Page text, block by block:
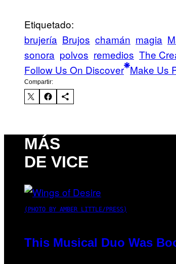
Etiquetado:
brujería Brujos chamán magia
sonora polvos remedios The
Follow Us On Discover Make Us
Compartir:
MÁS
DE VICE
(PHOTO BY AMBER LITTLE/PRESS)
This Musical Duo Was